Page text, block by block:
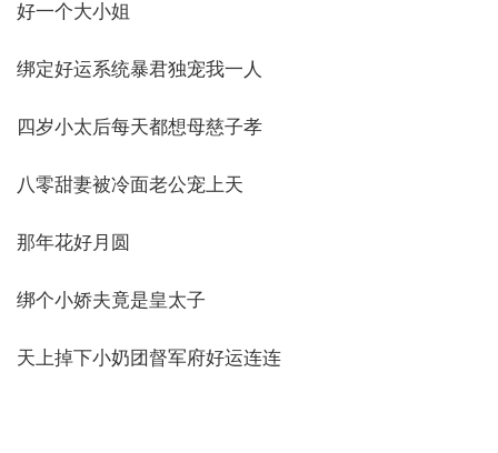
好一个大小姐
绑定好运系统暴君独宠我一人
四岁小太后每天都想母慈子孝
八零甜妻被冷面老公宠上天
那年花好月圆
绑个小娇夫竟是皇太子
天上掉下小奶团督军府好运连连